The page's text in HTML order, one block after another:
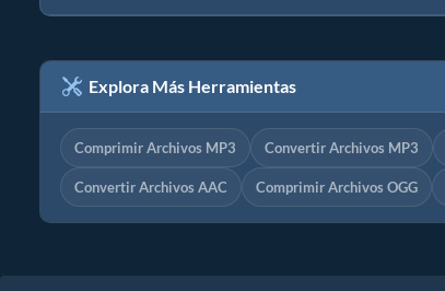
Explora Más Herramientas
Comprimir Archivos MP3 Convertir Archivos MP3
Convertir Archivos AAC Comprimir Archivos OGG